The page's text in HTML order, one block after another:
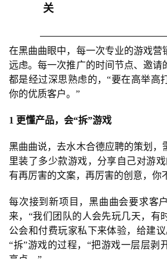
手
机
游
戏
单
机
游
休
闲
游
关
在黑曲曲眼中，每一次专业的游戏营
远虑。每一次推广的时间节点、邀请
都是经过深思熟虑的，“要在高举高
你的优质客户。”
1 更懂产品，会“拆”游戏
黑曲曲说，去水木合德应聘的策划，
里装了多少款游戏，分享自己对游
有再厉害的文案，再厉害的创意，你
每次接到新项目，黑曲曲会要求客
来，“我们团队的人会先玩几天，有
公会和付费玩家私下来体验，给建
“拆”游戏的过程，“把游戏一层层剥